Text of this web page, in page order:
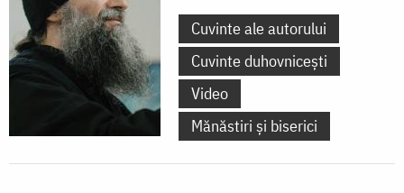
Cuvinte ale autorului
Cuvinte duhovnicești
Video
Mănăstiri și biserici